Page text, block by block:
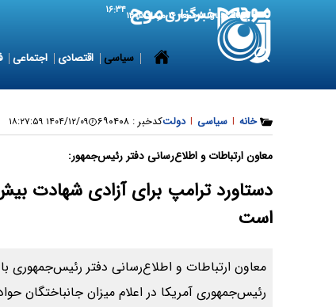
7 August 2026 جمعه ۱۶ مرداد ۱۴۰۵ ۱۶:۳۴
سیاسی اقتصادی اجتماعی
خانه | سیاسی | دولتکدخبر : ۶۹۰۴۰۸ ۱۴۰۴/۱۲/۰۹ ۱۸:۲۷:۵۹
معاون ارتباطات و اطلاع‌رسانی دفتر رئیس‌جمهور:
است
معاون ارتباطات و اطلاع‌رسانی دفتر رئیس‌جمهوری
رئیس‌جمهوری آمریکا در اعلام میزان جانباختگان